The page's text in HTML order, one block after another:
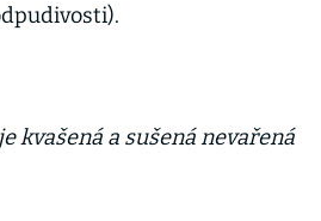
kvašená a sušená nevařená